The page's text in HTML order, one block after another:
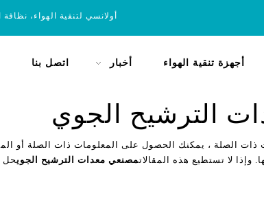
أولانسي لتنقية الهواء،
أجهزة تنقية الهواء أخبار اتصل بنا
الترشيح الجوي
ذات الصلة ، يمكنك الحصول على المعلومات ذات الصلة أو
وإذا لا تستطيع هذه المقالاتمصنعي معدات الترشيح الجويحل